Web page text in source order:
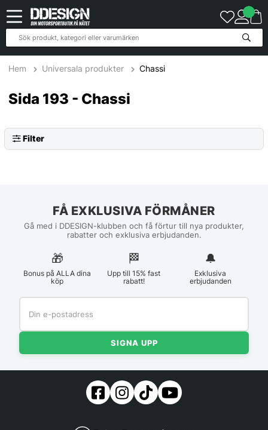
Hem Universala produkter Chassi
Sida 193 - Chassi
Filter
FÅ EXKLUSIVA FÖRMÅNER
Gå med i DDESIGN-klubben och få förtur till nya produkter,
rabatter och exklusiva erbjudanden.
🎁
Bonus på ALLA dina
köp
🏁︎
Upp till 15% fast
rabatt!
🔔
Exklusiva
erbjudanden
SIGNA UPP